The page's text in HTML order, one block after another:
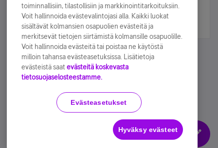
Tilaa nyt
Käyttöehdot Accessibility statement
Evästeasetukset
toiminnallisiin, tilastollisiin ja markkinointitarkoituksiin.
Voit hallinnoida evästevalintojasi alla. Kaikki luokat
sisältävät kolmansien osapuolien evästeitä ja
merkitsevät tietojen siirtämistä kolmansille osapuolille.
Voit hallinnoida evästeitä tai poistaa ne käytöstä
milloin tahansa evästeasetuksissa. Lisätietoja
evästeistä saat evästeitä koskevasta
tietosuojaselosteestamme.
Evästeasetukset
Hyväksy evästeet